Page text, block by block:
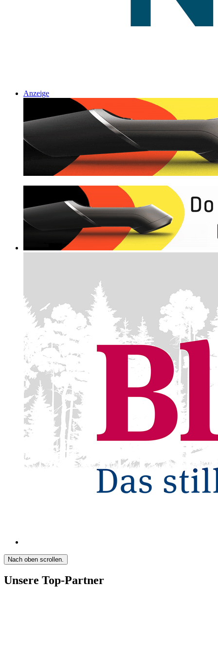
Anzeige
Nach oben scrollen.
Unsere Top-Partner